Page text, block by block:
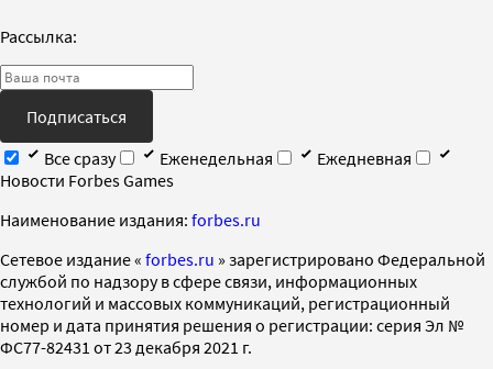
Рассылка:
Подписаться
Все сразу
Еженедельная
Ежедневная
Новости Forbes Games
Наименование издания: forbes.ru
Cетевое издание « forbes.ru » зарегистрировано Федеральной
службой по надзору в сфере связи, информационных
технологий и массовых коммуникаций, регистрационный
номер и дата принятия решения о регистрации: серия Эл №
ФС77-82431 от 23 декабря 2021 г.